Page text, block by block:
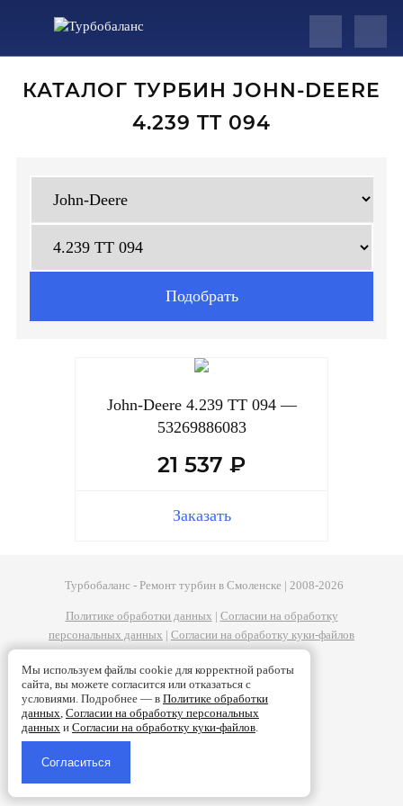
КАТАЛОГ ТУРБИН JOHN-DEERE
4.239 TT 094
John-Deere 4.239 TT 094 —
53269886083
21 537 ₽
Заказать
Турбобаланс - Ремонт турбин в Смоленске | 2008-2026
Политике обработки данных | Согласии на обработку
персональных данных | Согласии на обработку куки-файлов
Мы используем файлы cookie для корректной работы
сайта, вы можете согласится или отказаться с
условиями. Подробнее — в Политике обработки
данных, Согласии на обработку персональных
данныхи Согласии на обработку куки-файлов.